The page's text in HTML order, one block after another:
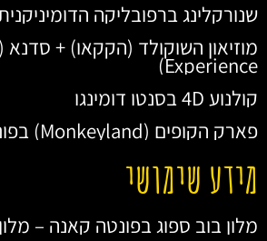
שנורקלינג ברפובליקה
Experience)
קולנוע 4D בסנטו דומינגו
פארק הקופים (Monkeyland) בפונטה קאנה
מידע שימושי
מלון בוב ספוג בפונטה קאנה – מלון